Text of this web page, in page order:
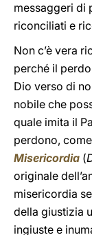
messaggeri di
riconciliati e
Non c’è vera
perché il
Dio verso di
nobile che
quale imita il
perdono,
Misericordia (
originale
misericordia
della giustizia
ingiuste e